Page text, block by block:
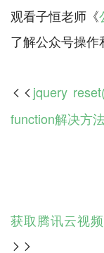
观看子恒老师《
 jquery
function解决方
获取腾讯云视
